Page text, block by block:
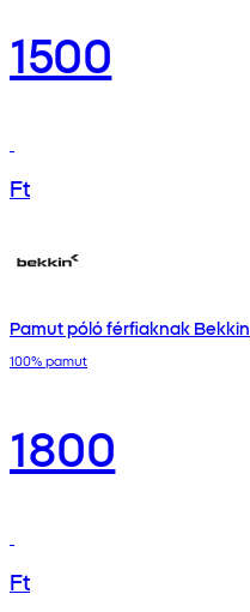
1500
Ft
Pamut póló férfiaknak Bekkin
100% pamut
1800
Ft